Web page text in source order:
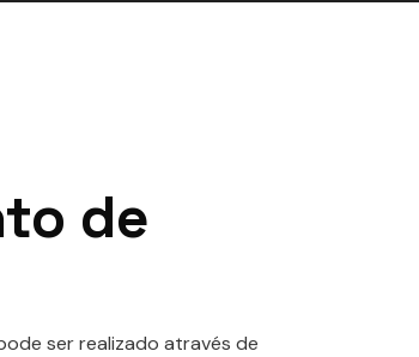
de
ser realizado através de